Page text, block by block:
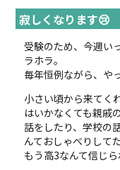
寂しくなります😢
受験のため、今週い
ラホラ。
毎年恒例ながら、や
小さい頃から来てく
はいかなくても親戚
話をしたり、学校の
んておしゃべりして
もう高3なんて信じ